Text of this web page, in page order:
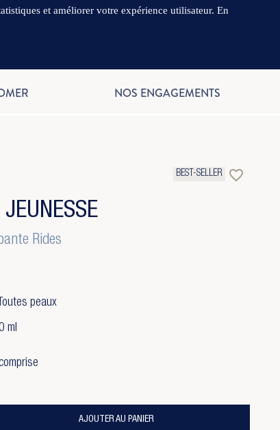
NOS ENGAGEMENTS
BEST-SELLER favorite_border
JEUNESSE
Rides
peaux
ml
comprise
AJOUTER AU PANIER
et améliorer votre expérience utilisateur. En